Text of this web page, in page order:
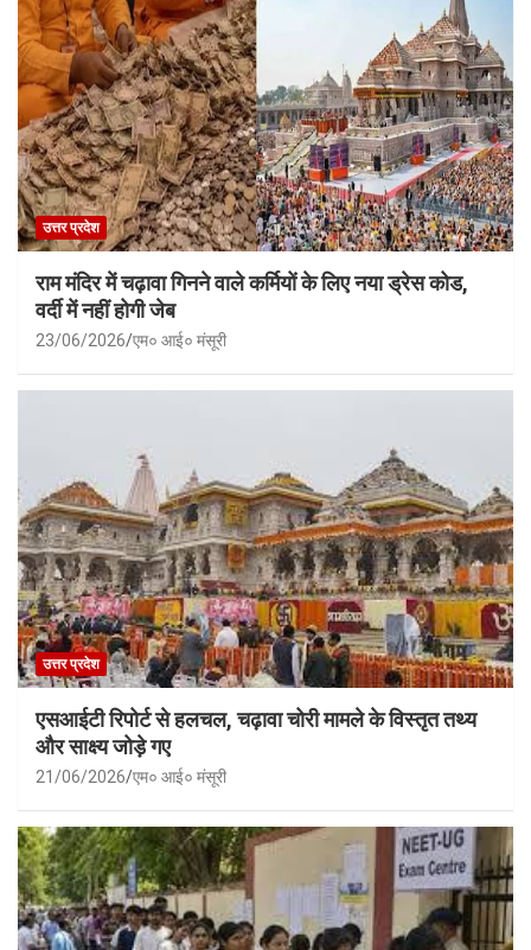
उत्तर प्रदेश
राम मंदिर में चढ़ावा गिनने वाले कर्मियों के लिए नया ड्रेस कोड,
वर्दी में नहीं होगी जेब
23/06/2026 एम० आई० मंसूरी
उत्तर प्रदेश
एसआईटी रिपोर्ट से हलचल, चढ़ावा चोरी मामले के विस्तृत तथ्य
और साक्ष्य जोड़े गए
21/06/2026 एम० आई० मंसूरी